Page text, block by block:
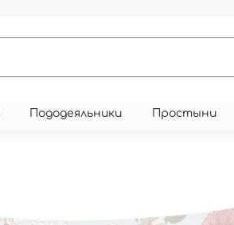
Пододеяльники Простыни